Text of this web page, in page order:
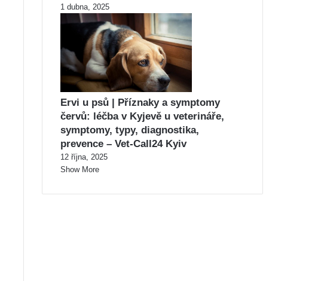
1 dubna, 2025
Ervi u psů | Příznaky a symptomy
červů: léčba v Kyjevě u veterináře,
symptomy, typy, diagnostika,
prevence – Vet-Call24 Kyiv
12 října, 2025
Show More